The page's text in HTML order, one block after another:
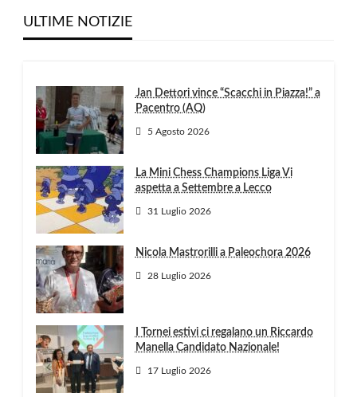
ULTIME NOTIZIE
Jan Dettori vince “Scacchi in Piazza!” a
Pacentro (AQ)
5 Agosto 2026
La Mini Chess Champions Liga Vi
aspetta a Settembre a Lecco
31 Luglio 2026
Nicola Mastrorilli a Paleochora 2026
28 Luglio 2026
I Tornei estivi ci regalano un Riccardo
Manella Candidato Nazionale!
17 Luglio 2026